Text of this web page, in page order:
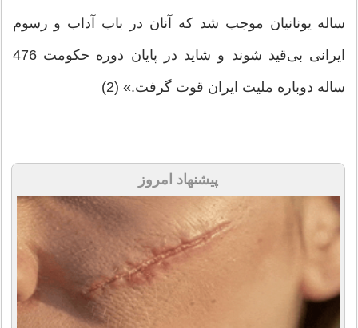
ساله یونانیان موجب شد که آنان در باب آداب و رسوم
ایرانی بی‌قید شوند و شاید در پایان دوره حکومت 476
ساله دوباره ملیت ایران قوت گرفت.» (2)
پیشنهاد امروز